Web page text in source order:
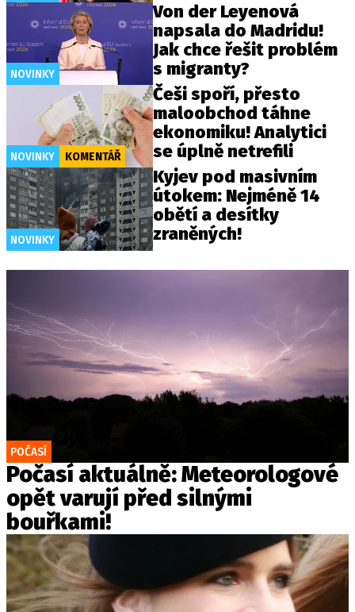
NOVINKY
Von der Leyenová
napsala do Madridu!
Jak chce řešit problém
s migranty?
NOVINKY KOMENTÁŘ
Češi spoří, přesto
maloobchod táhne
ekonomiku! Analytici
se úplně netrefili
NOVINKY
Kyjev pod masivním
útokem: Nejméně 14
obětí a desítky
zraněných!
POČASÍ
Počasí aktuálně: Meteorologové
opět varují před silnými
bouřkami!